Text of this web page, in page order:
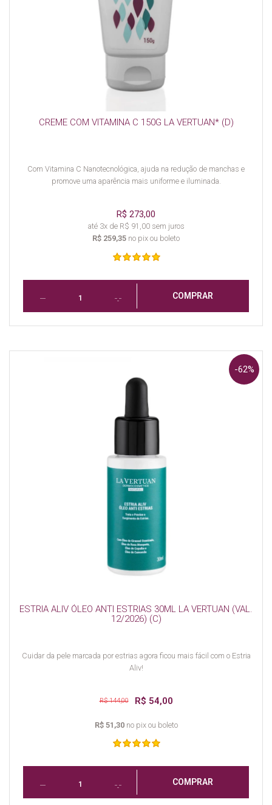
CREME COM VITAMINA C 150G LA VERTUAN* (D)
Com Vitamina C Nanotecnológica, ajuda na redução de manchas e
promove uma aparência mais uniforme e iluminada.
R$ 273,00
até 3x de R$ 91,00 sem juros
R$ 259,35 no pix ou boleto
COMPRAR
ESTRIA ALIV ÓLEO ANTI ESTRIAS 30ML LA VERTUAN (VAL.
12/2026) (C)
Cuidar da pele marcada por estrias agora ficou mais fácil com o Estria
Aliv!
-62%
R$ 54,00
R$ 144,00
R$ 51,30no pix ou boleto
COMPRAR